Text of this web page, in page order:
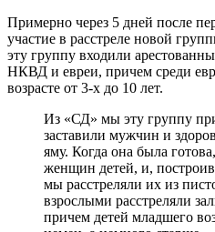
Примерно через 5 дней после
участие в расстреле новой
эту группу входили
НКВД и евреи, причем среди
возрасте от 3-х до 10 лет.
Из «СД» мы эту группу
заставили мужчин и
яму. Когда она была
женщин детей, и,
мы расстреляли их из
взрослыми расстреляли
причем детей младшего